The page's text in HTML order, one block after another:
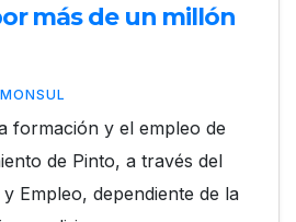
más de un millón
MONSUL
formación y el empleo de
de Pinto, a través del
Empleo, dependiente de la